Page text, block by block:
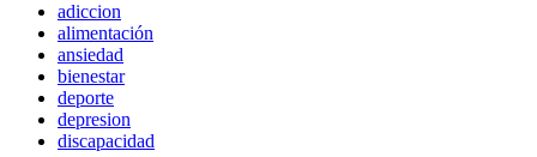
adiccion
alimentación
ansiedad
bienestar
deporte
depresion
discapacidad